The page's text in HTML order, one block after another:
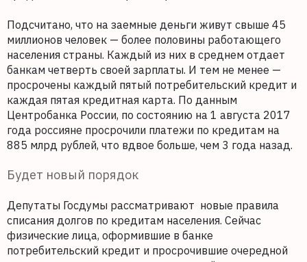
Подсчитано, что на заемные деньги живут свыше 45
миллионов человек — более половины работающего
населения страны. Каждый из них в среднем отдает
банкам четверть своей зарплаты. И тем не менее —
просрочены каждый пятый потребительский кредит и
каждая пятая кредитная карта. По данным
Центробанка России, по состоянию на 1 августа 2017
года россияне просрочили платежи по кредитам на
885 млрд рублей, что вдвое больше, чем 3 года назад.
Будет новый порядок
Депутаты Госдумы рассматривают новые правила
списания долгов по кредитам населения. Сейчас
физические лица, оформившие в банке
потребительский кредит и просрочившие очередной